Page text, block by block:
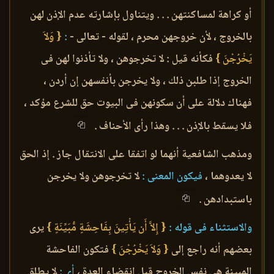
أو كراهة لمساكنتهن . . . ويتناول بإشارته عدم الإذن لهن
بالخروج ، لأن خروجهن محرم ، لقوله - تعالى - : { وَلاَ
يَخْرُجْنَ } فكأنه قيل : لا تخرجوهن ، ولا تأذنوا لهن فى
الخروج إذا طلبن ذلك ، ولا يخرجن بأنفسهن إن أردن ،
فهناك دلالة على أن سكونهن فى البيوت حق للشرع مؤكد ،
فلا يسقط بالإذن . . . وهذا رأى الأحناف .
ومذهب الشافعية أنهما لو اتفقا على الانتقال جاز . إذ الحق
لا يعدوهما ، فيكون المعنى :لا تخرجوهن ولا يخرجن
باستبدادهن .
والاستثناء فى قوله : { إِلاَّ أَن يَأْتِينَ بِفَاحِشَةٍ مُّبَيِّنَةٍ }يرى
بعضهم أنه راجع إلى { وَلاَ يَخْرُجْنَ } فتكون الفاحشة